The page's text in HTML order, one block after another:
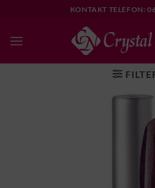
content
KONTAKT TELEFON: